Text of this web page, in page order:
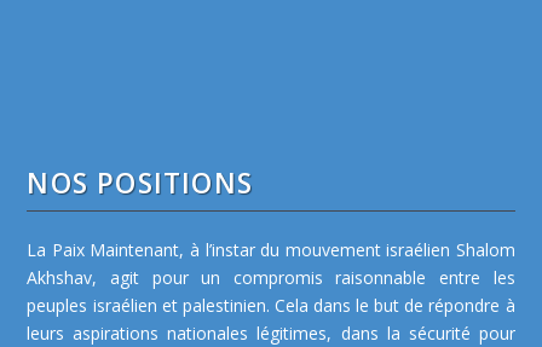
NOS POSITIONS
La Paix Maintenant, à l’instar du mouvement israélien Shalom
Akhshav, agit pour un compromis raisonnable entre les
peuples israélien et palestinien. Cela dans le but de répondre à
leurs aspirations nationales légitimes, dans la sécurité pour